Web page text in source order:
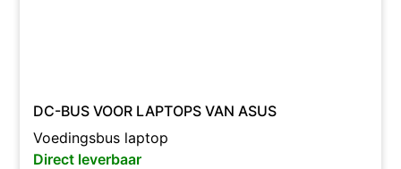
DC-BUS VOOR LAPTOPS VAN ASUS
Voedingsbus laptop
Direct leverbaar